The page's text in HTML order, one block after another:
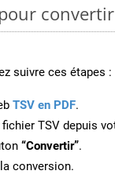
suivre ces étapes :
TSV en PDF.
TSV depuis
“Convertir”.
conversion.